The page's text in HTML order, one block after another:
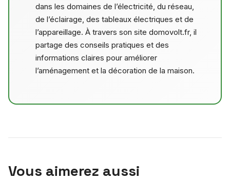
dans les domaines de l’électricité, du réseau,
de l’éclairage, des tableaux électriques et de
l’appareillage. À travers son site domovolt.fr, il
partage des conseils pratiques et des
informations claires pour améliorer
l’aménagement et la décoration de la maison.
Vous aimerez aussi